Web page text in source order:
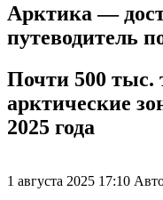
Арктика —
путеводитель
Почти 500 тыс.
арктические
2025 года
1 августа 2025 17:10